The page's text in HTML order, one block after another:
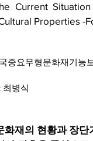
Current
Properties -
중요무형문화재기능
최병식
화재의 현황과 장단